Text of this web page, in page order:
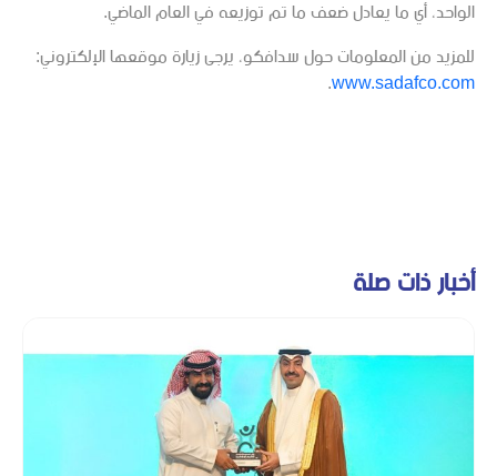
الواحد، أي ما يعادل ضعف ما تم توزيعه في العام الماضي.
للمزيد من المعلومات حول سدافكو، يرجى زيارة موقعها الإلكتروني:
www.sadafco.com
.
أخبار ذات صلة